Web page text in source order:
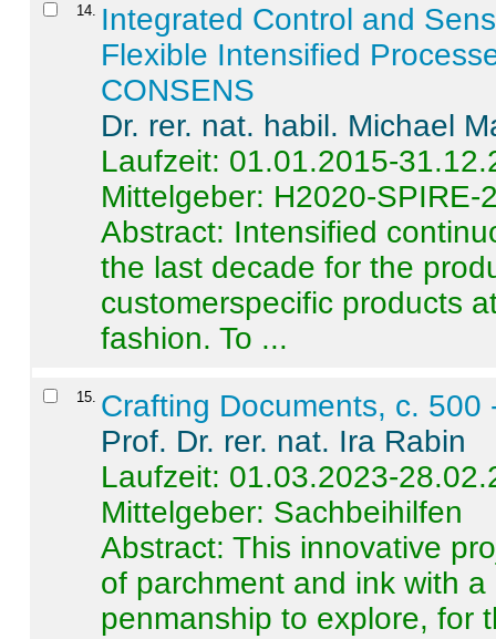
14
Integrated Control and
Flexible Intensified
CONSENS
Dr. rer. nat. habil. Michael
Laufzeit: 01.01.2015-
Mittelgeber: H2020-SPIRE-
Abstract: Intensified
the last decade for the
customerspecific products
fashion. To ...
15 Crafting Documents, c. 500
Prof. Dr. rer. nat. Ira Rabin
Laufzeit: 01.03.2023-
Mittelgeber: Sachbeihilfen
Abstract:This innovative
of parchment and ink with
penmanship to explore, for